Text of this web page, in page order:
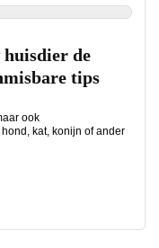
huisdier de
tips
ook
kat, konijn of ander